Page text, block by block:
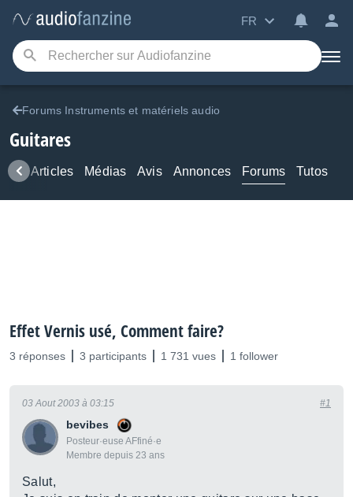
FR
Forums Instruments et matériels audio
Guitares
Articles Médias Avis Annonces Forums Tutos
Effet Vernis usé, Comment faire?
3 réponses 3 participants 1 731 vues 1 follower
bevibes
Posteur·euse AFfiné·e
Membre depuis 23 ans
03 Aout 2003 à 03:15 #1
Salut,